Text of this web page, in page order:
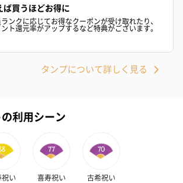
ば買うほどお得に
ンクに応じてお得なクーポンが受け取れたり、
ト還元率がアップするなど特典がございます。
タンプについて詳しく見る
利用シーン
い 喜寿祝い 古希祝い